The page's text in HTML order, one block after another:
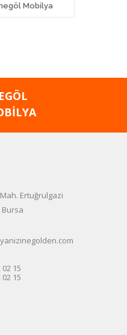
Mobilya
Ertuğrulgazi
Bursa
15
15